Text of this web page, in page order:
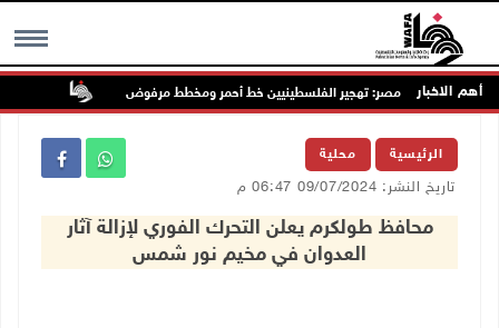
MENU أهم الاخبارمصر: تهجير الفلسطينيين خط أحمر ومخطط مرفوض
الرئيسية محلية
تاريخ النشر: 09/07/2024 06:47 م
محافظ طولكرم يعلن التحرك الفوري لإزالة آثار
العدوان في مخيم نور شمس